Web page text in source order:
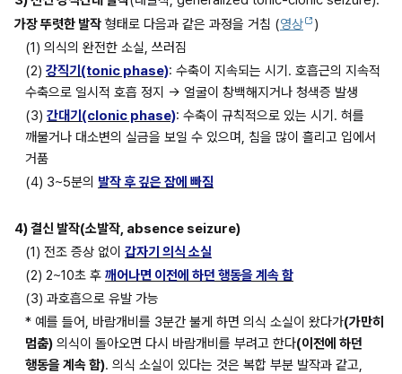
가장 뚜렷한 발작 형태로 다음과 같은 과정을 거침 (영상
)
(1) 의식의 완전한 소실, 쓰러짐
(2) 강직기(tonic phase): 수축이 지속되는 시기. 호흡근의 지속적
수축으로 일시적 호흡 정지 → 얼굴이 창백해지거나 청색증 발생
(3) 간대기(clonic phase): 수축이 규칙적으로 있는 시기. 혀를
깨물거나 대소변의 실금을 보일 수 있으며, 침을 많이 흘리고 입에서
거품
(4) 3~5분의 발작 후 깊은 잠에 빠짐
4) 결신 발작(소발작, absence seizure)
(1) 전조 증상 없이 갑자기 의식 소실
(2) 2~10초 후 깨어나면 이전에 하던 행동을 계속 함
(3) 과호흡으로 유발 가능
* 예를 들어, 바람개비를 3분간 불게 하면 의식 소실이 왔다가(가만히
멈춤) 의식이 돌아오면 다시 바람개비를 부려고 한다(이전에 하던
행동을 계속 함). 의식 소실이 있다는 것은 복합 부분 발작과 같고,